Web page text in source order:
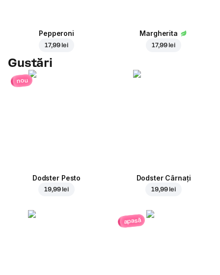
Pepperoni
17,99 lei
Margherita
17,99 lei
Gustări
nou
Dodster Pesto
19,99 lei
Dodster Cârnați
19,99 lei
apasă